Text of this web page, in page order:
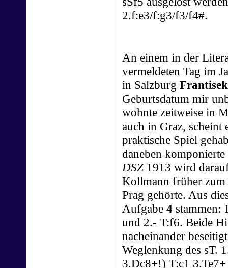
2.f:e3/f:g3/f3/f4#.
An einem in der
vermeldeten Tag im
in Salzburg
Geburtsdatum mir
wohnte zeitweise in
auch in Graz, scheint
praktische Spiel
daneben
DSZ1913 wird
Kollmann früher
Prag gehörte. Aus
Aufgabe 4 stammen:
und 2.- T:f6. Beide
nacheinander
Weglenkung des sT.
3.Dc8+!) T:c1